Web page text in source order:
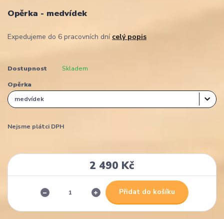
Opěrka - medvídek
Expedujeme do 6 pracovních dní celý popis
Dostupnost Skladem
Opěrka
Nejsme plátci DPH
2 490 Kč
Přidat do košíku